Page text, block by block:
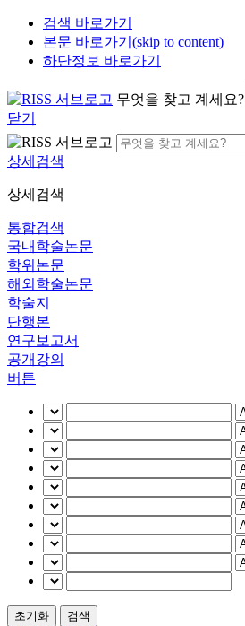
검색 바로가기
본문 바로가기(skip to content)
하단정보 바로가기
무엇을 찾고 계세요?
닫기
상세검색
상세검색
통합검색
국내학술논문
학위논문
해외학술논문
학술지
단행본
연구보고서
공개강의
버튼